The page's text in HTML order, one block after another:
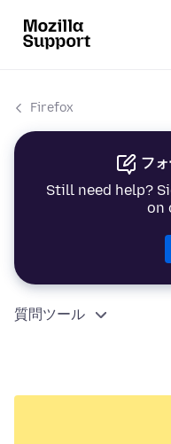
Firefox
フ
Still need help?
on
質問ツール